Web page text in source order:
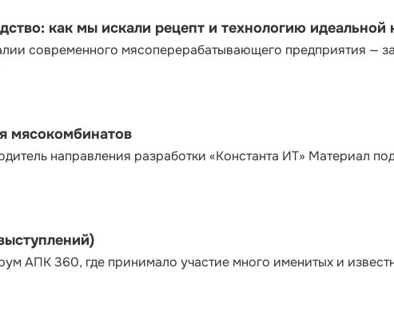
как мы искали рецепт и технологию идеальной
современного мясоперерабатывающего предприятия —
мясокомбинатов
направления разработки «Константа ИТ» Материал
АПК 360, где принимало участие много именитых и